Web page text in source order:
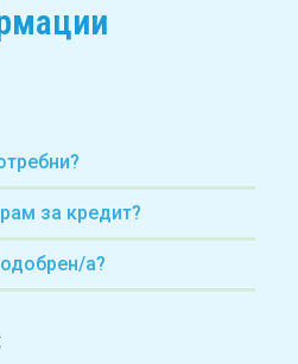
за кредит?
а?